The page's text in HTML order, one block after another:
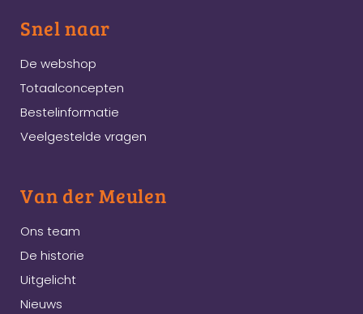
Snel naar
De webshop
Totaalconcepten
Bestelinformatie
Veelgestelde vragen
Van der Meulen
Ons team
De historie
Uitgelicht
Nieuws